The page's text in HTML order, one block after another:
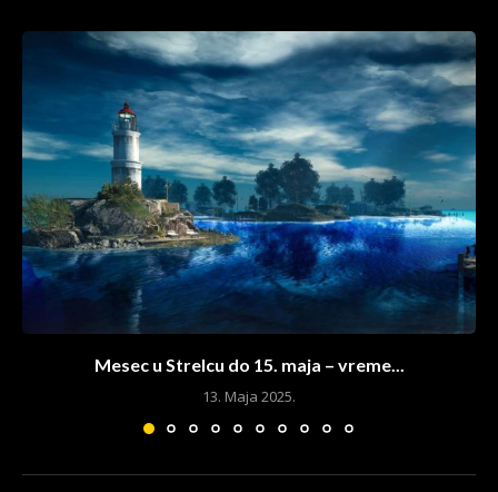
Mesec u Strelcu do 15. maja – vreme...
13. Maja 2025.